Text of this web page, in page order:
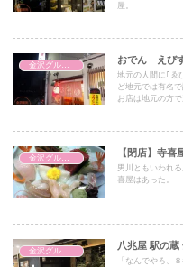
屋。
おでん えび
地元の人間に｢ゑ
ど地元では有名
お店は地元の方で
【閉店】寺喜
男川ともいわれ
喜屋はあった。
八兆屋 駅の蔵
「なんでやろ、